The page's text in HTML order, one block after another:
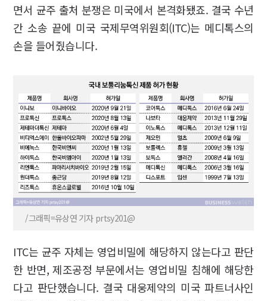
면서 균주 출처 분쟁은 미국에서 본격화됐죠. 결국 수년
간 소송 끝에 미국 국제무역위원회(ITC)는 메디톡스의
손을 들어줬습니다.
/그래픽=유상연 기자 prtsy201@
ITC는 균주 자체는 영업비밀에 해당하지 않는다고 판단
한 반면, 제조공정 부문에서는 영업비밀 침해에 해당한
다고 판단했습니다. 결국 대웅제약의 미국 파트너사인